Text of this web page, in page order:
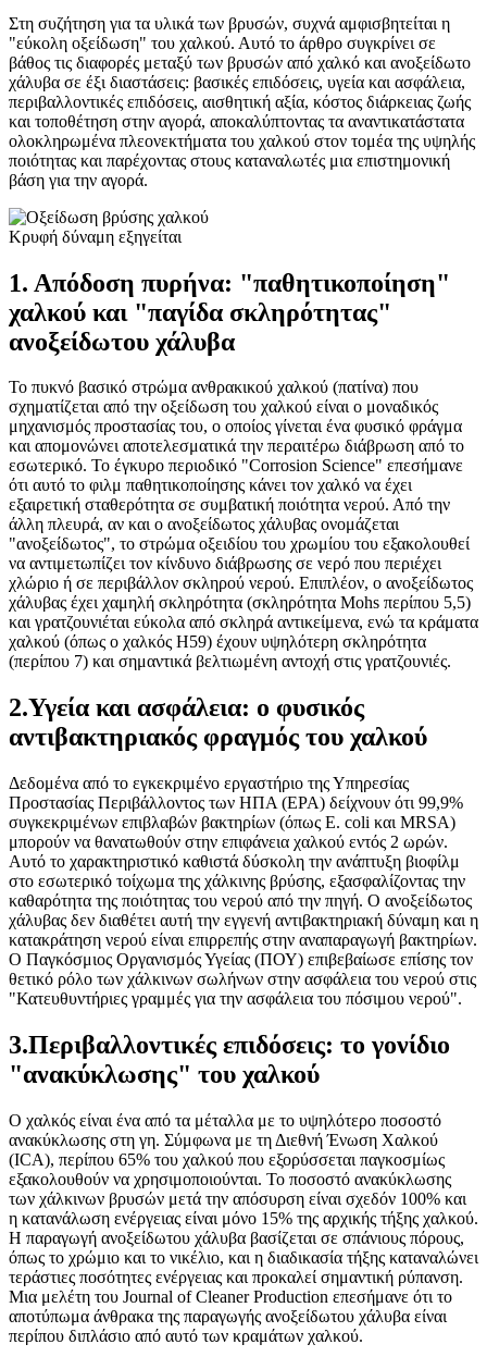
Στη συζήτηση για τα υλικά των βρυσών, συχνά αμφισβητείται η
"εύκολη οξείδωση" του χαλκού. Αυτό το άρθρο συγκρίνει σε
βάθος τις διαφορές μεταξύ των βρυσών από χαλκό και ανοξείδωτο
χάλυβα σε έξι διαστάσεις: βασικές επιδόσεις, υγεία και ασφάλεια,
περιβαλλοντικές επιδόσεις, αισθητική αξία, κόστος διάρκειας ζωής
και τοποθέτηση στην αγορά, αποκαλύπτοντας τα αναντικατάστατα
ολοκληρωμένα πλεονεκτήματα του χαλκού στον τομέα της υψηλής
ποιότητας και παρέχοντας στους καταναλωτές μια επιστημονική
βάση για την αγορά.
1. Απόδοση πυρήνα: "παθητικοποίηση"
χαλκού και "παγίδα σκληρότητας"
ανοξείδωτου χάλυβα
Το πυκνό βασικό στρώμα ανθρακικού χαλκού (πατίνα) που
σχηματίζεται από την οξείδωση του χαλκού είναι ο μοναδικός
μηχανισμός προστασίας του, ο οποίος γίνεται ένα φυσικό φράγμα
και απομονώνει αποτελεσματικά την περαιτέρω διάβρωση από το
εσωτερικό. Το έγκυρο περιοδικό "Corrosion Science" επεσήμανε
ότι αυτό το φιλμ παθητικοποίησης κάνει τον χαλκό να έχει
εξαιρετική σταθερότητα σε συμβατική ποιότητα νερού. Από την
άλλη πλευρά, αν και ο ανοξείδωτος χάλυβας ονομάζεται
"ανοξείδωτος", το στρώμα οξειδίου του χρωμίου του εξακολουθεί
να αντιμετωπίζει τον κίνδυνο διάβρωσης σε νερό που περιέχει
χλώριο ή σε περιβάλλον σκληρού νερού. Επιπλέον, ο ανοξείδωτος
χάλυβας έχει χαμηλή σκληρότητα (σκληρότητα Mohs περίπου 5,5)
και γρατζουνιέται εύκολα από σκληρά αντικείμενα, ενώ τα κράματα
χαλκού (όπως ο χαλκός H59) έχουν υψηλότερη σκληρότητα
(περίπου 7) και σημαντικά βελτιωμένη αντοχή στις γρατζουνιές.
2.Υγεία και ασφάλεια: ο φυσικός
αντιβακτηριακός φραγμός του χαλκού
Δεδομένα από το εγκεκριμένο εργαστήριο της Υπηρεσίας
Προστασίας Περιβάλλοντος των ΗΠΑ (EPA) δείχνουν ότι 99,9%
συγκεκριμένων επιβλαβών βακτηρίων (όπως E. coli και MRSA)
μπορούν να θανατωθούν στην επιφάνεια χαλκού εντός 2 ωρών.
Αυτό το χαρακτηριστικό καθιστά δύσκολη την ανάπτυξη βιοφίλμ
στο εσωτερικό τοίχωμα της χάλκινης βρύσης, εξασφαλίζοντας την
καθαρότητα της ποιότητας του νερού από την πηγή. Ο ανοξείδωτος
χάλυβας δεν διαθέτει αυτή την εγγενή αντιβακτηριακή δύναμη και η
κατακράτηση νερού είναι επιρρεπής στην αναπαραγωγή βακτηρίων.
Ο Παγκόσμιος Οργανισμός Υγείας (ΠΟΥ) επιβεβαίωσε επίσης τον
θετικό ρόλο των χάλκινων σωλήνων στην ασφάλεια του νερού στις
"Κατευθυντήριες γραμμές για την ασφάλεια του πόσιμου νερού".
3.Περιβαλλοντικές επιδόσεις: το γονίδιο
"ανακύκλωσης" του χαλκού
Ο χαλκός είναι ένα από τα μέταλλα με το υψηλότερο ποσοστό
ανακύκλωσης στη γη. Σύμφωνα με τη Διεθνή Ένωση Χαλκού
(ICA), περίπου 65% του χαλκού που εξορύσσεται παγκοσμίως
εξακολουθούν να χρησιμοποιούνται. Το ποσοστό ανακύκλωσης
των χάλκινων βρυσών μετά την απόσυρση είναι σχεδόν 100% και
η κατανάλωση ενέργειας είναι μόνο 15% της αρχικής τήξης χαλκού.
Η παραγωγή ανοξείδωτου χάλυβα βασίζεται σε σπάνιους πόρους,
όπως το χρώμιο και το νικέλιο, και η διαδικασία τήξης καταναλώνει
τεράστιες ποσότητες ενέργειας και προκαλεί σημαντική ρύπανση.
Μια μελέτη του Journal of Cleaner Production επεσήμανε ότι το
αποτύπωμα άνθρακα της παραγωγής ανοξείδωτου χάλυβα είναι
περίπου διπλάσιο από αυτό των κραμάτων χαλκού.